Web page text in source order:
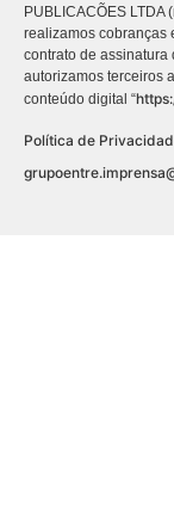
PUBLICACÕES
realizamos cobranças
contrato de assinatura
autorizamos terceiros
conteúdo digital “
Política de